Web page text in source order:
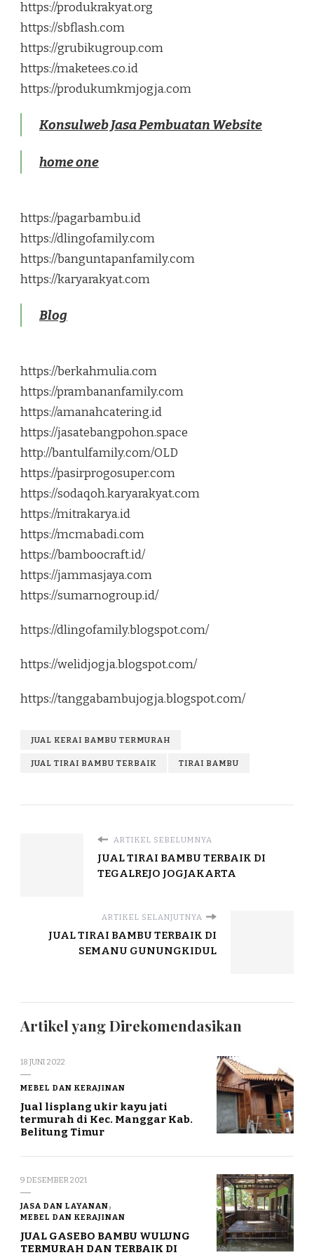
https://produkrakyat.org
https://sbflash.com
https://grubikugroup.com
https://maketees.co.id
https://produkumkmjogja.com
Konsulweb Jasa Pembuatan Website
home one
https://pagarbambu.id
https://dlingofamily.com
https://banguntapanfamily.com
https://karyarakyat.com
Blog
https://berkahmulia.com
https://prambananfamily.com
https://amanahcatering.id
https://jasatebangpohon.space
http://bantulfamily.com/OLD
https://pasirprogosuper.com
https://sodaqoh.karyarakyat.com
https://mitrakarya.id
https://mcmabadi.com
https://bamboocraft.id/
https://jammasjaya.com
https://sumarnogroup.id/
https://dlingofamily.blogspot.com/
https://welidjogja.blogspot.com/
https://tanggabambujogja.blogspot.com/
JUAL KERAI BAMBU TERMURAH
JUAL TIRAI BAMBU TERBAIK TIRAI BAMBU
ARTIKEL SEBELUMNYA
JUAL TIRAI BAMBU TERBAIK DI
TEGALREJO JOGJAKARTA
ARTIKEL SELANJUTNYA
JUAL TIRAI BAMBU TERBAIK DI
SEMANU GUNUNGKIDUL
Artikel yang Direkomendasikan
18 JUNI 2022
MEBEL DAN KERAJINAN
Jual lisplang ukir kayu jati
termurah di Kec. Manggar Kab.
Belitung Timur
9 DESEMBER 2021
JASA DAN LAYANAN
MEBEL DAN KERAJINAN
JUAL GASEBO BAMBU WULUNG
TERMURAH DAN TERBAIK DI